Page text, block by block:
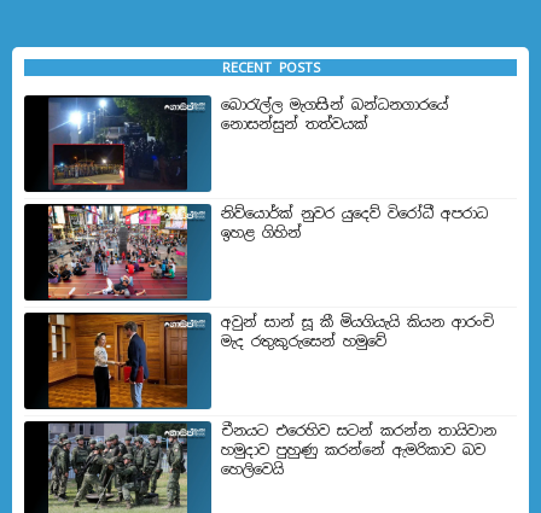
RECENT POSTS
බොරැල්ල මැගසින් බන්ධනගාරයේ
නොසන්සුන් තත්වයක්
නිව්යොර්ක් නුවර යුදෙව් විරෝධී අපරාධ
ඉහළ ගිහින්
අවුන් සාන් සූ කී මියගියැයි කියන ආරංචි
මැද රතුකුරුසෙන් හමුවේ
චීනයට එරෙහිව සටන් කරන්න තායිවාන
හමුදාව පුහුණු කරන්නේ ඇමරිකාව බව
හෙලිවෙයි